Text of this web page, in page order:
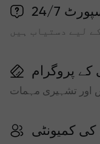
24/7
لیے دستیاب ہیں
کے پروگرام
اور تشہیری مہمات
کی کمیونٹی